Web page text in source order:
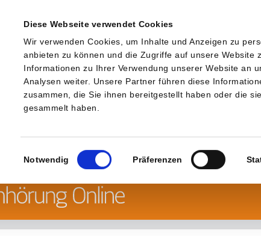
Diese Webseite verwendet Cookies
Wir verwenden Cookies, um Inhalte und Anzeigen zu
anbieten zu können und die Zugriffe auf unsere Website
Informationen zu Ihrer Verwendung unserer Website an
Analysen weiter. Unsere Partner führen diese
zusammen, die Sie ihnen bereitgestellt haben oder die
gesammelt haben.
Einwilligungsauswahl
Notwendig Präferenzen